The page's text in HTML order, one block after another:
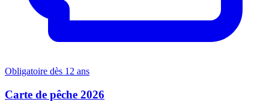
Obligatoire dès 12 ans
Carte de pêche 2026